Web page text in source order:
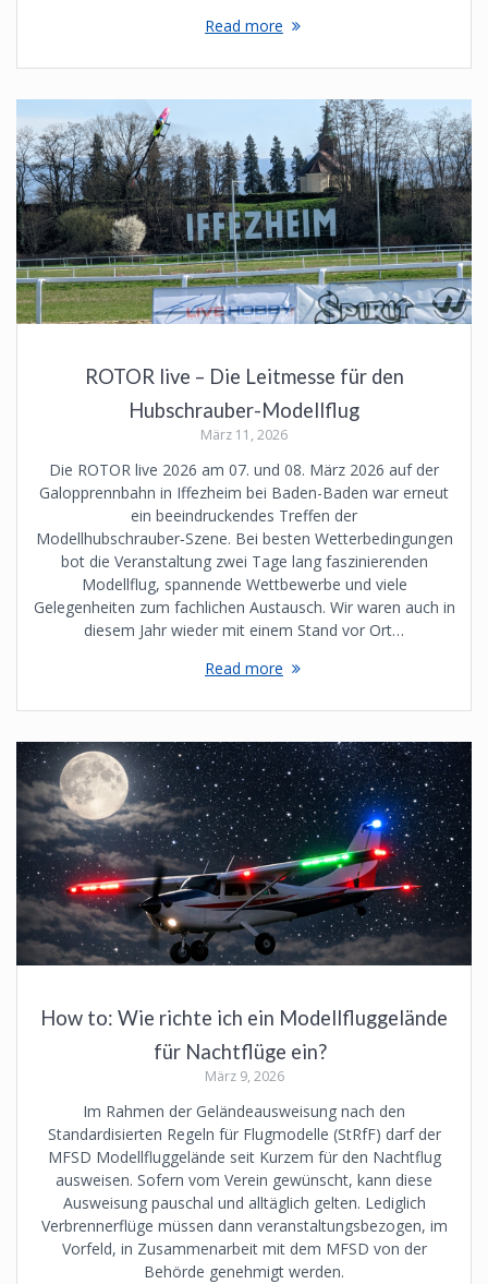
Read more
ROTOR live – Die Leitmesse für den
Hubschrauber-Modellflug
März 11, 2026
Die ROTOR live 2026 am 07. und 08. März 2026 auf der
Galopprennbahn in Iffezheim bei Baden-Baden war erneut
ein beeindruckendes Treffen der
Modellhubschrauber‑Szene. Bei besten Wetterbedingungen
bot die Veranstaltung zwei Tage lang faszinierenden
Modellflug, spannende Wettbewerbe und viele
Gelegenheiten zum fachlichen Austausch. Wir waren auch in
diesem Jahr wieder mit einem Stand vor Ort…
Read more
How to: Wie richte ich ein Modellfluggelände
für Nachtflüge ein?
März 9, 2026
Im Rahmen der Geländeausweisung nach den
Standardisierten Regeln für Flugmodelle (StRfF) darf der
MFSD Modellfluggelände seit Kurzem für den Nachtflug
ausweisen. Sofern vom Verein gewünscht, kann diese
Ausweisung pauschal und alltäglich gelten. Lediglich
Verbrennerflüge müssen dann veranstaltungsbezogen, im
Vorfeld, in Zusammenarbeit mit dem MFSD von der
Behörde genehmigt werden.